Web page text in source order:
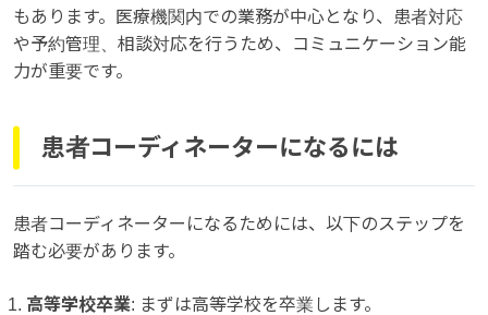
もあります。医療機関内での業務が中心となり、患者対応
や予約管理、相談対応を行うため、コミュニケーション能
力が重要です。
患者コーディネーターになるには
患者コーディネーターになるためには、以下のステップを
踏む必要があります。
高等学校卒業: まずは高等学校を卒業します。